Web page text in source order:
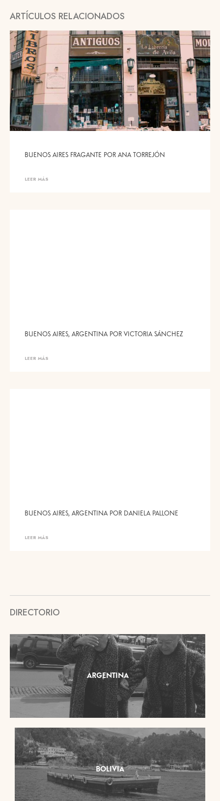
ARTÍCULOS RELACIONADOS
BUENOS AIRES FRAGANTE POR ANA TORREJÓN
LEER MÁS
BUENOS AIRES, ARGENTINA POR VICTORIA SÁNCHEZ
LEER MÁS
BUENOS AIRES, ARGENTINA POR DANIELA PALLONE
LEER MÁS
DIRECTORIO
ARGENTINA
BOLIVIA